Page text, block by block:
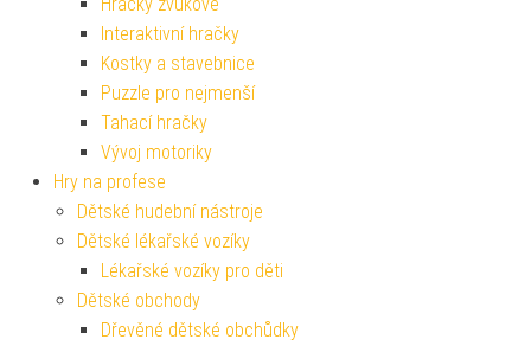
Interaktivní hračky
Kostky a stavebnice
Puzzle pro nejmenší
Tahací hračky
Vývoj motoriky
Hry na profese
Dětské hudební nástroje
Dětské lékařské vozíky
Lékařské vozíky pro děti
Dětské obchody
Dřevěné dětské obchůdky